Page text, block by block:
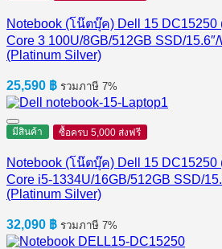
Notebook (โน๊ตบุ๊ค) Dell 15 DC15250
Core 3 100U/8GB/512GB SSD/
(Platinum Silver)
25,590 ฿ รวมภาษี 7%
มีสินค้า ซื้อครบ 5,000 ส่งฟรี
Notebook (โน๊ตบุ๊ค) Dell 15 DC15250
Core i5-1334U/16GB/512GB SSD/
(Platinum Silver)
32,090 ฿ รวมภาษี 7%